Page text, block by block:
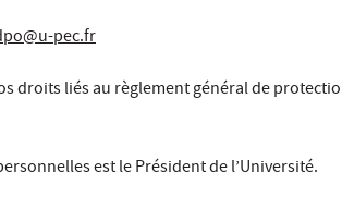
pec.fr
droits liés au règlement général de
est le Président de l’Université.